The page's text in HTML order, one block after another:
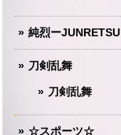
純烈ーJUNRETSU
刀剣乱舞
刀剣乱舞
☆スポーツ☆